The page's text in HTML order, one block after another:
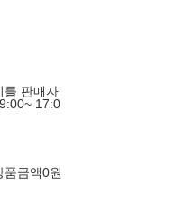
를 판매자
17:0
품금액0원